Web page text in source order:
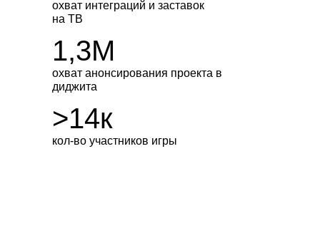
охват интеграций и заставок
на ТВ
1,3М
охват анонсирования проекта в
диджита
>14к
кол-во участников игры